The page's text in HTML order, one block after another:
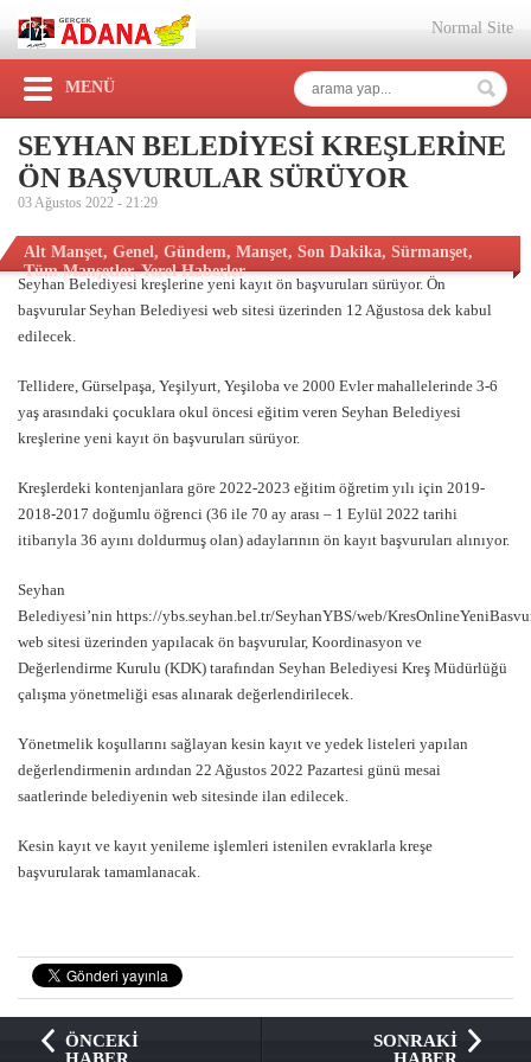
Normal Site
MENÜ
SEYHAN BELEDİYESİ KREŞLERİNE
ÖN BAŞVURULAR SÜRÜYOR
03 Ağustos 2022 - 21:29
Alt Manşet, Genel, Gündem, Manşet, Son Dakika, Sürmanşet,
Tüm Manşetler,Yerel Haberler
Seyhan Belediyesi kreşlerine yeni kayıt ön başvuruları sürüyor. Ön
başvurular Seyhan Belediyesi web sitesi üzerinden 12 Ağustosa dek kabul
edilecek.
Tellidere, Gürselpaşa, Yeşilyurt, Yeşiloba ve 2000 Evler mahallelerinde 3-6
yaş arasındaki çocuklara okul öncesi eğitim veren Seyhan Belediyesi
kreşlerine yeni kayıt ön başvuruları sürüyor.
Kreşlerdeki kontenjanlara göre 2022-2023 eğitim öğretim yılı için 2019-
2018-2017 doğumlu öğrenci (36 ile 70 ay arası – 1 Eylül 2022 tarihi
itibarıyla 36 ayını doldurmuş olan) adaylarının ön kayıt başvuruları alınıyor.
Seyhan
Belediyesi’nin https://ybs.seyhan.bel.tr/SeyhanYBS/web/
web sitesi üzerinden yapılacak ön başvurular, Koordinasyon ve
Değerlendirme Kurulu (KDK) tarafından Seyhan Belediyesi Kreş Müdürlüğü
çalışma yönetmeliği esas alınarak değerlendirilecek.
Yönetmelik koşullarını sağlayan kesin kayıt ve yedek listeleri yapılan
değerlendirmenin ardından 22 Ağustos 2022 Pazartesi günü mesai
saatlerinde belediyenin web sitesinde ilan edilecek.
Kesin kayıt ve kayıt yenileme işlemleri istenilen evraklarla kreşe
başvurularak tamamlanacak.
ÖNCEKİ
SONRAKİ